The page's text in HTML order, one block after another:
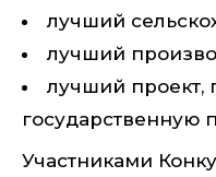
лучший
лучший
лучший проект,
государственную
Участниками